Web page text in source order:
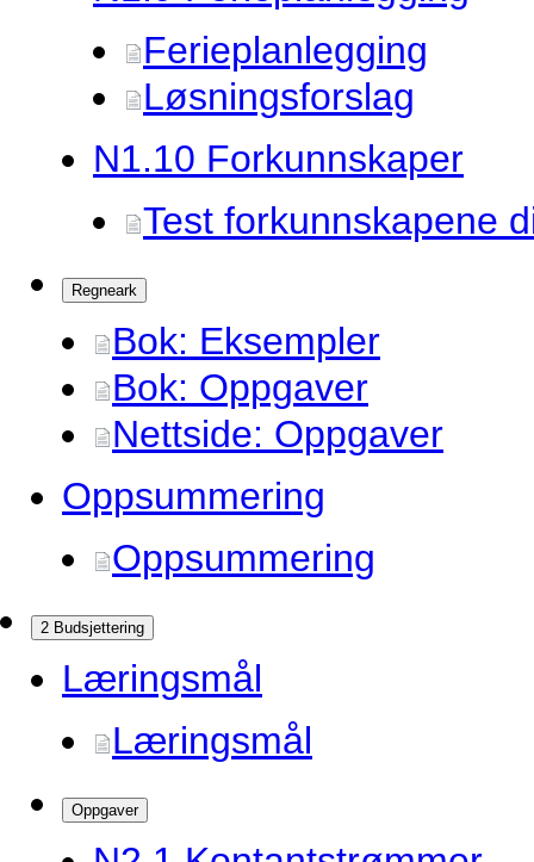
Ferieplanlegging
Løsningsforslag
N1.10 Forkunnskaper
Test forkunnskapene
Regneark
Bok: Eksempler
Bok: Oppgaver
Nettside: Oppgaver
Oppsummering
Oppsummering
2 Budsjettering
Læringsmål
Læringsmål
Oppgaver